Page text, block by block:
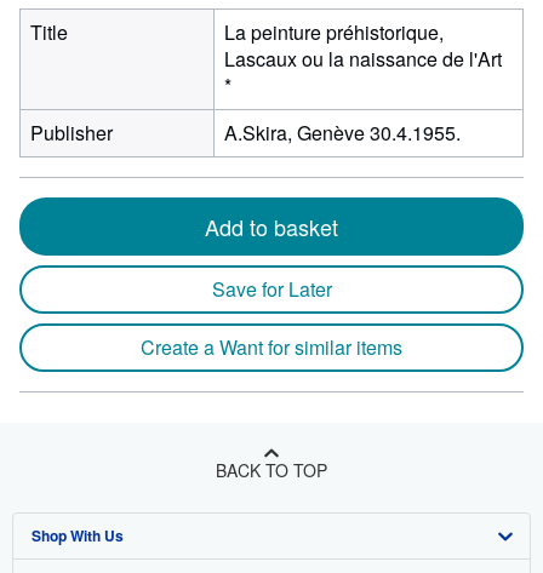
Title
La peinture préhistorique,
Lascaux ou la naissance de l'Art
*
Publisher
A.Skira, Genève 30.4.1955.
Add to basket
Save for Later
Create a Want for similar items
BACK TO TOP
Shop With Us